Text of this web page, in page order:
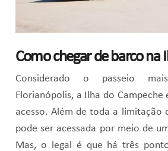
Como chegar de barco na
Considerado o passeio
Florianópolis, a Ilha do Campeche
acesso. Além de toda a limitação
pode ser acessada por meio de
Mas, o legal é que há três